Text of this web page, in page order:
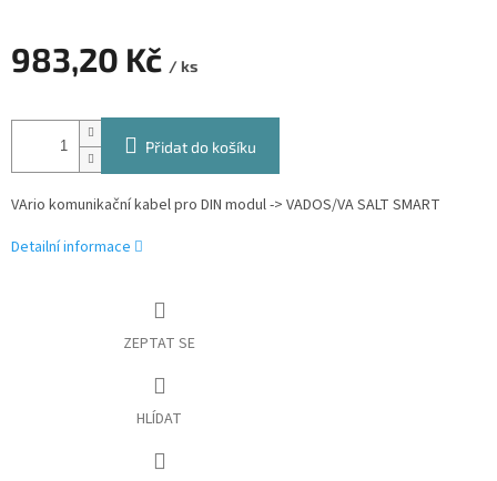
983,20 Kč / ks
cena:
Přidat do košíku
VArio komunikační kabel pro DIN modul -> VADOS/VA SALT SMART
Detailní informace
ZEPTAT SE
HLÍDAT